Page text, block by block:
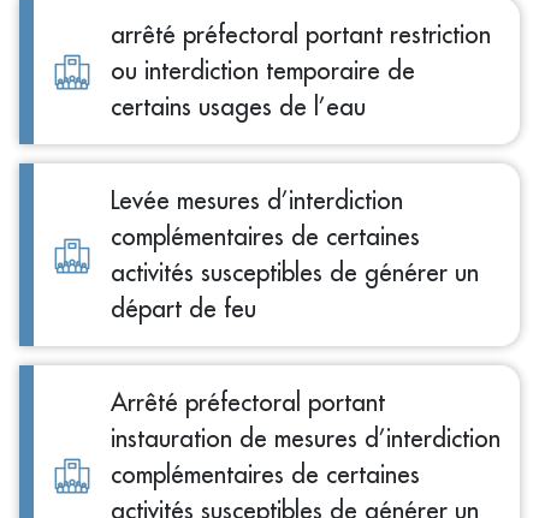
arrêté préfectoral portant restriction
ou interdiction temporaire de
certains usages de l’eau
Levée mesures d’interdiction
complémentaires de certaines
activités susceptibles de générer un
départ de feu
Arrêté préfectoral portant
instauration de mesures d’interdiction
complémentaires de certaines
activités susceptibles de générer un